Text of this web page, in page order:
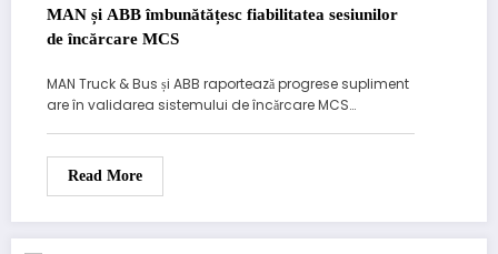
MAN și ABB îmbunătățesc fiabilitatea sesiunilor
de încărcare MCS
MAN Truck & Bus și ABB raportează progrese supliment
are în validarea sistemului de încărcare MCS…
Read More